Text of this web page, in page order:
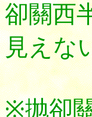
卻關西
見えな
※抛卻